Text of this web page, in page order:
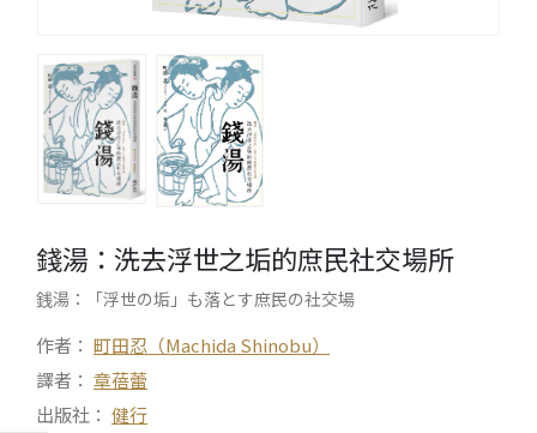
錢湯：洗去浮世之垢的庶民社交場所
銭湯：「浮世の垢」も落とす庶民の社交場
作者： 町田忍（Machida Shinobu）
譯者： 章蓓蕾
出版社： 健行